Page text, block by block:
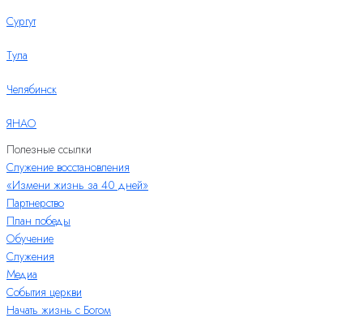
Сургут
Тула
Челябинск
ЯНАО
Полезные ссылки
Служение восстановления
«Измени жизнь за 40 дней»
Партнерство
План победы
Обучение
Служения
Медиа
События церкви
Начать жизнь с Богом